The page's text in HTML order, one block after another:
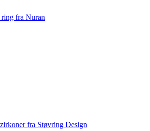
fra Nuran
fra Støvring Design